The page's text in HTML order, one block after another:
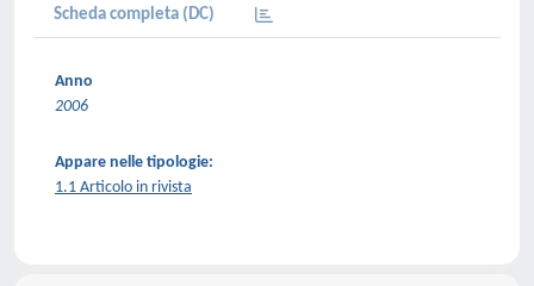
Scheda completa (DC)
Anno
2006
Appare nelle tipologie:
1.1 Articolo in rivista